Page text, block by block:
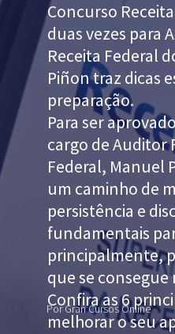
Concurso
duas vezes para
Receita Federal
Piñon traz dicas
preparação.
Para ser
cargo de Auditor
Federal, Manuel
um caminho de
persistência e
fundamentais
principalmente,
que se consegue
Confira as 6
melhorar o seu
Por Gran Cursos Online